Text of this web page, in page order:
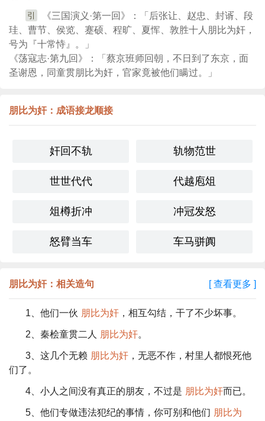
引
《三国演义·第一回》：「后张让、赵忠、封谞、段
珪、曹节、侯览、蹇硕、程旷、夏恽、敦胜十人朋比为奸，
号为『十常恃』。」
《荡寇志·第九回》：「蔡京班师回朝，不日到了东京，面
圣谢恩，同童贯朋比为奸，官家竟被他们瞒过。」
朋比为奸：成语接龙顺接
奸回不轨 轨物范世
世世代代 代越庖俎
俎樽折冲 冲冠发怒
怒臂当车 车马骈阗
朋比为奸：相关造句 [ 查看更多 ]
1、他们一伙 朋比为奸 ，相互勾结，干了不少坏事。
2、秦桧童贯二人 朋比为奸。
3、这几个无赖 朋比为奸 ，无恶不作，村里人都恨死他
们了。
4、小人之间没有真正的朋友，不过是 朋比为奸而已。
5、他们专做违法犯纪的事情，你可别和他们 朋比为